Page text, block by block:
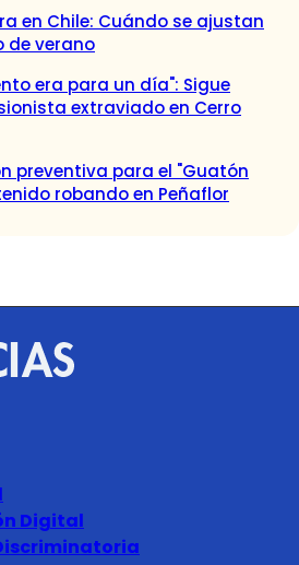
en Chile: Cuándo se ajustan
de verano
era para un día": Sigue
extraviado en Cerro
preventiva para el "Guatón
robando en Peñaflor
Digital